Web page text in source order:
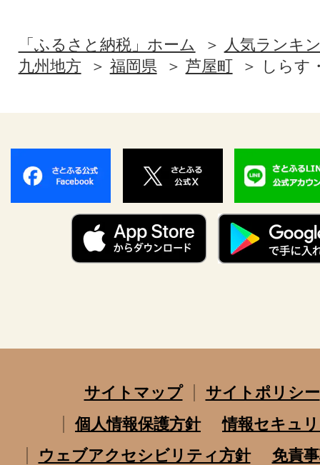
「ふるさと納税」ホーム
人気ランキ
九州地方
福岡県 芦屋町 しらす
サイトマップ
サイトポリシー
個人情報保護方針
情報セキュ
ウェブアクセシビリティ方針
免責